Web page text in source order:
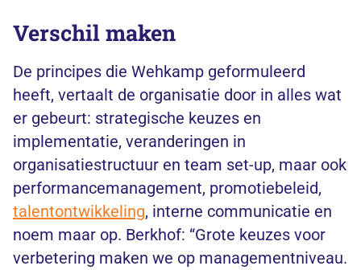
Verschil maken
De principes die Wehkamp geformuleerd
heeft, vertaalt de organisatie door in alles wat
er gebeurt: strategische keuzes en
implementatie, veranderingen in
organisatiestructuur en team set-up, maar ook
performancemanagement, promotiebeleid,
talentontwikkeling, interne communicatie en
noem maar op. Berkhof: “Grote keuzes voor
verbetering maken we op managementniveau.